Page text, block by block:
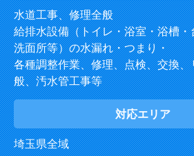
水道工事、修理全般
給排水設備（トイレ・浴室・浴槽
洗面所等）の水漏れ・つまり・
各種調整作業、修理、点検、交換
般、汚水管工事等
対応エリア
埼玉県全域